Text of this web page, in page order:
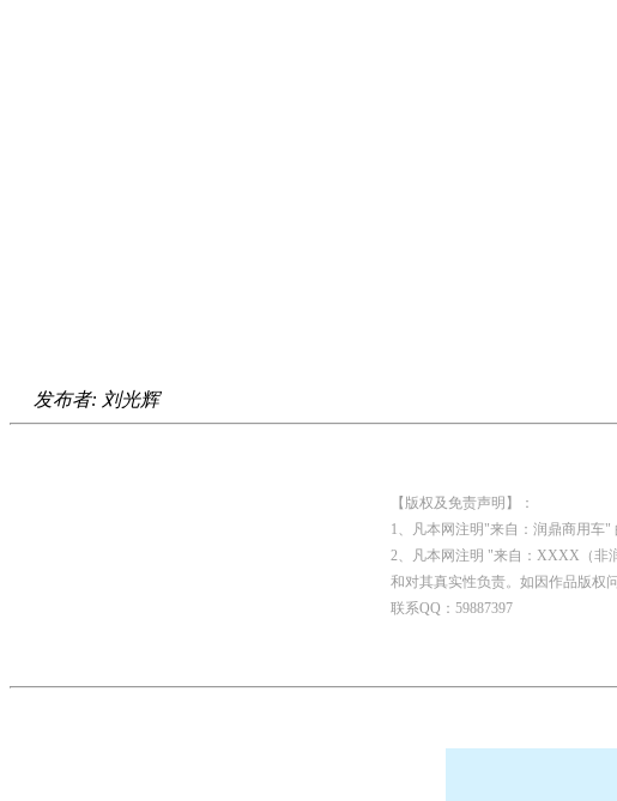
发布者: 刘光辉
【版权及免责声明】：
1、凡本网注明"来自：润鼎商用车"
2、凡本网注明 "来自：XXXX（非
和对其真实性负责。如因作品版权
联系QQ：59887397